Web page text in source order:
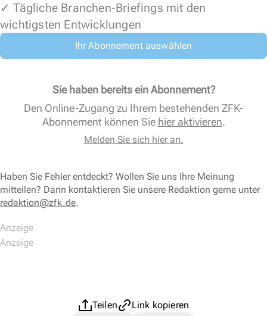
✓ Tägliche Branchen-Briefings mit den
wichtigsten Entwicklungen
Ihr Abonnement auswählen
Sie haben bereits ein Abonnement?
Den Online-Zugang zu Ihrem bestehenden ZFK-
Abonnement können Sie hier aktivieren.
Melden Sie sich hier an.
Haben Sie Fehler entdeckt? Wollen Sie uns Ihre Meinung
mitteilen? Dann kontaktieren Sie unsere Redaktion gerne unter
redaktion@zfk.de.
Teilen
Link kopieren